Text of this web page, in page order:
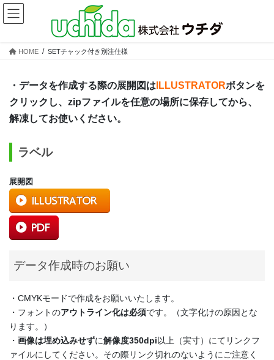
コ
ン
ナ
ビ
HOME SETチャック付き別注仕様
・データを作成する際の展開図は ILLUSTRATORボタンを
クリックし、zipファイルを任意の場所に保存してから、
解凍してお使いください。
ラベル
展開図
データ作成時のお願い
・CMYKモードで作成をお願いいたします。
・フォントのアウトライン化は必須です。（文字化けの原因とな
ります。）
・ 画像は埋め込みせずに解像度350dpi以上（実寸）にてリンクフ
ァイルにしてください。その際リンク切れのないようにご注意く